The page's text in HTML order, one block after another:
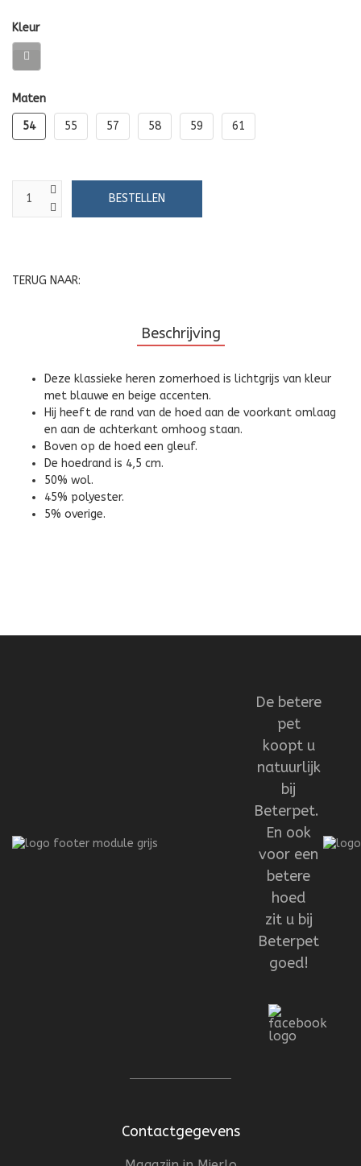
Kleur
Maten
54
55 57 58 59 61
TERUG NAAR:
Beschrijving
Deze klassieke heren zomerhoed is lichtgrijs van kleur
met blauwe en beige accenten.
Hij heeft de rand van de hoed aan de voorkant omlaag
en aan de achterkant omhoog staan.
Boven op de hoed een gleuf.
De hoedrand is 4,5 cm.
50% wol.
45% polyester.
5% overige.
De betere
pet
koopt u
natuurlijk
bij
Beterpet.
En ook
voor een
betere
hoed
zit u bij
Beterpet
goed!
Contactgegevens